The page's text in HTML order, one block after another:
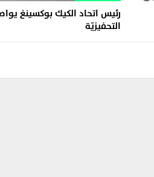
رئيس اتحاد الكيك بوكسينغ
التحفيزيّة